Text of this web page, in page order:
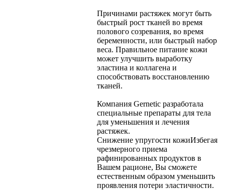
Причинами растяжек могут быть
быстрый рост тканей во время
полового созревания, во время
беременности, или быстрый набор
веса. Правильное питание кожи
может улучшить выработку
эластина и коллагена и
способствовать восстановлению
тканей.
Компания Gernetic разработала
специальные препараты для тела
для уменьшения и лечения
растяжек.
Снижение упругости кожиИзбегая
чрезмерного приема
рафинированных продуктов в
Вашем рационе, Вы сможете
естественным образом уменьшить
проявления потери эластичности.